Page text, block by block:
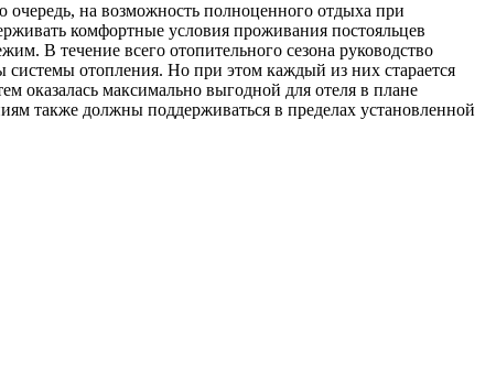
очередь, на возможность полноценного отдыха при
комфортные условия проживания постояльцев
В течение всего отопительного сезона руководство
системы отопления. Но при этом каждый из них старается
оказалась максимально выгодной для отеля в плане
также должны поддерживаться в пределах установленной